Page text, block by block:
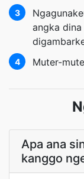
3
angka
4 Muter-
Apa ana
kanggo